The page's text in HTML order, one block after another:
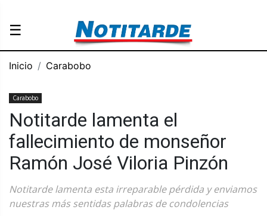
☰
Inicio Carabobo
Carabobo
Notitarde lamenta el
fallecimiento de monseñor
Ramón José Viloria Pinzón
Notitarde lamenta esta irreparable pérdida y enviamos
nuestras más sentidas palabras de condolencias